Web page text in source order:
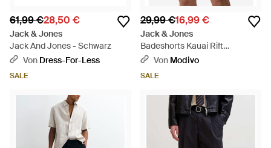
61,99 €28,50 €
Jack & Jones
Jack And Jones - Schwarz
Von Dress-For-Less
SALE
29,99 €16,99 €
Jack & Jones
Badeshorts Kauai Rift
12291509 Regular Fit -
Von Modivo
SALE